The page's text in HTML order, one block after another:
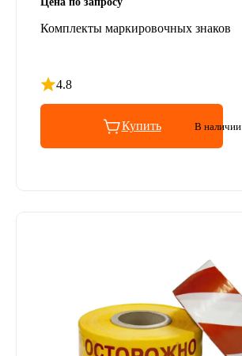
Комплекты маркировочных знаков
4.8
Рейтинг 4.8 из 5
Купить В наличии